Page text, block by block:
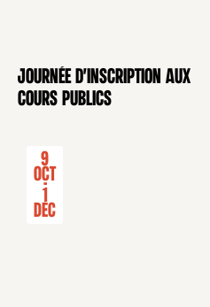
CONFÉRENCE
Journée d'inscription aux
cours publics
9
Oct
-
1
Déc